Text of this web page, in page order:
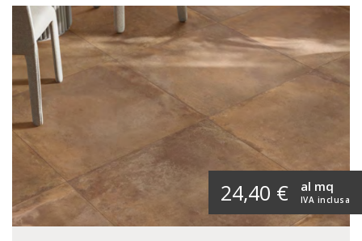
24,40 € IVA inclusa
al mq